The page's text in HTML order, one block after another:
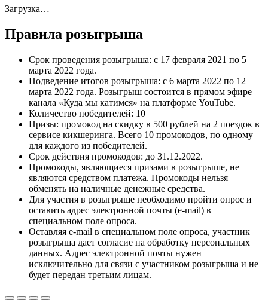
Загрузка…
Правила розыгрыша
Срок проведения розыгрыша: с 17 февраля 2021 по 5
марта 2022 года.
Подведение итогов розыгрыша: с 6 марта 2022 по 12
марта 2022 года. Розыгрыш состоится в прямом эфире
канала «Куда мы катимся» на платформе YouTube.
Количество победителей: 10
Призы: промокод на скидку в 500 рублей на 2 поездок в
сервисе кикшеринга. Всего 10 промокодов, по одному
для каждого из победителей.
Срок действия промокодов: до 31.12.2022.
Промокоды, являющиеся призами в розыгрыше, не
являются средством платежа. Промокоды нельзя
обменять на наличные денежные средства.
Для участия в розыгрыше необходимо пройти опрос и
оставить адрес электронной почты (e-mail) в
специальном поле опроса.
Оставляя e-mail в специальном поле опроса, участник
розыгрыша дает согласие на обработку персональных
данных. Адрес электронной почты нужен
исключительно для связи с участником розыгрыша и не
будет передан третьим лицам.